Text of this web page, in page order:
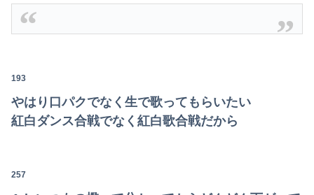
193
やはり口パクでなく生で歌ってもらいたい
紅白ダンス合戦でなく紅白歌合戦だから
257